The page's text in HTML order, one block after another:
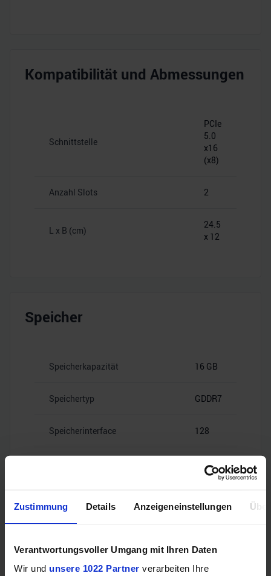
Zustimmung Details Anzeigeneinstellungen
Verantwortungsvoller Umgang mit Ihren Daten
Wir und unsere 1022 Partner verarbeiten Ihre
Kompatibilität und Abmessungen
Schnittstelle
PCIe
5.0
x16
(x8)
Anzahl Slots 2
L x B (cm)
24.5
x 12
Speicher
Speicherkapazität 16 GB
Speichertyp GDDR7
Speicherinterface 128
Gbps
Videoanschlüsse